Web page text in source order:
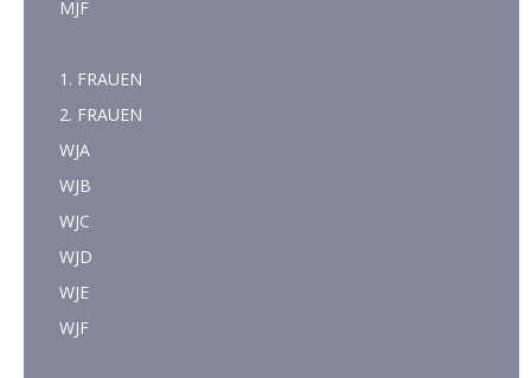
MJF
1. FRAUEN
2. FRAUEN
WJA
WJB
WJC
WJD
WJE
WJF